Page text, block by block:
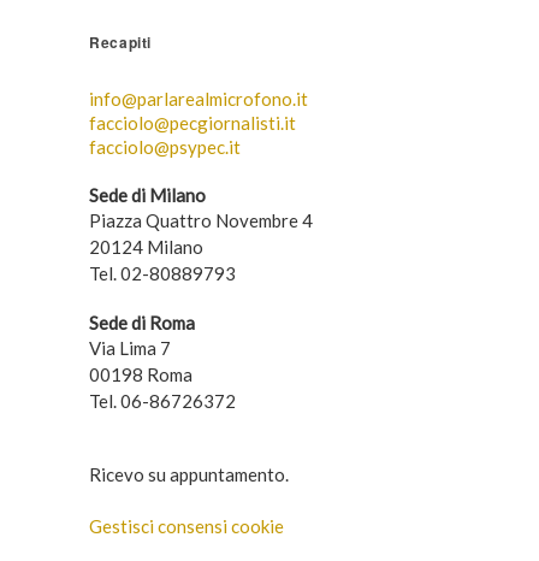
Recapiti
info@parlarealmicrofono.it
facciolo@pecgiornalisti.it
facciolo@psypec.it
Sede di Milano
Piazza Quattro Novembre 4
20124 Milano
Tel. 02-80889793
Sede di Roma
Via Lima 7
00198 Roma
Tel. 06-86726372
Ricevo su appuntamento.
Gestisci consensi cookie